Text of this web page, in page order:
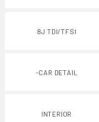
8J TDI/TFSI
-CAR DETAIL
INTERIOR